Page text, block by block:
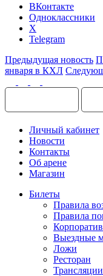
ВКонтакте
Одноклассники
X
Telegram
Предыдущая новость
января в КХЛ
Личный кабинет
Новости
Контакты
Об арене
Магазин
Билеты
Правила
Правила
Выездные
Ложи
Ресторан